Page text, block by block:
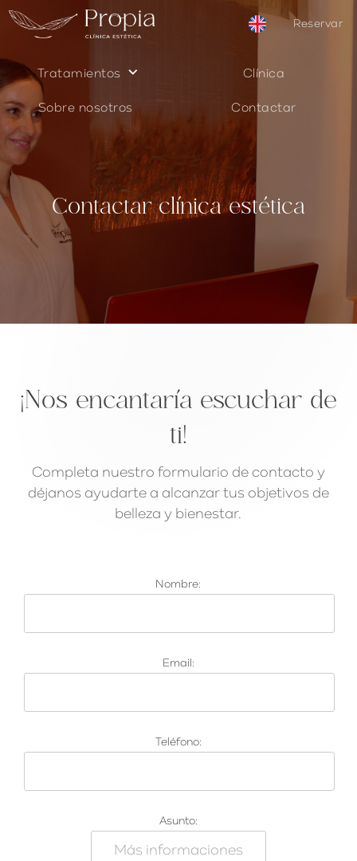
Reservar
Tratamientos keyboard_arrow_down Clínica
Sobre nosotros Contactar
Contactar clínica estética
¡Nos encantaría escuchar de
ti!
Completa nuestro formulario de contacto y
déjanos ayudarte a alcanzar tus objetivos de
belleza y bienestar.
Nombre:
Email:
Teléfono:
Asunto: